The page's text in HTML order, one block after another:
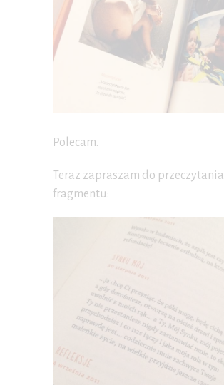
Polecam.
Teraz zapraszam do przeczytania
fragmentu: